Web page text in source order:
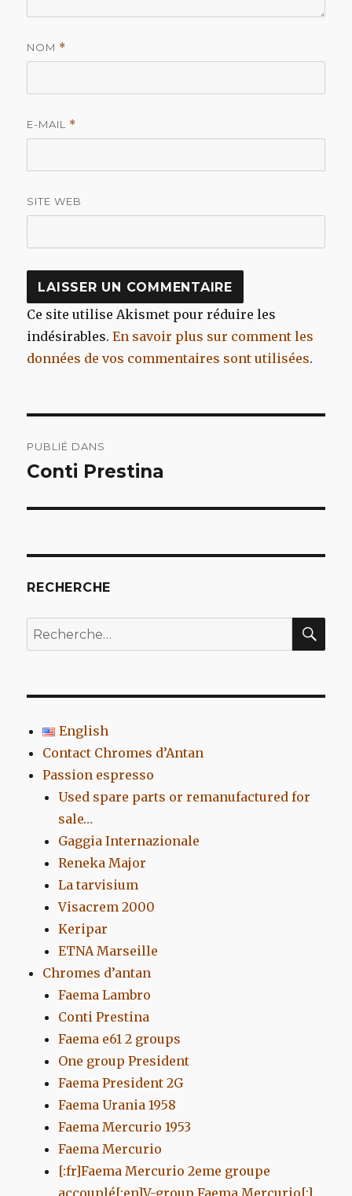
NOM *
E-MAIL *
SITE WEB
Ce site utilise Akismet pour réduire les
indésirables.En savoir plus sur comment les
données de vos commentaires sont utilisées.
de
PUBLIÉ DANS
Conti Prestina
RECHERCHE
Recherche
pour
English
Contact Chromes d’Antan
Passion espresso
Used spare parts or remanufactured for
sale…
Gaggia Internazionale
Reneka Major
La tarvisium
Visacrem 2000
Keripar
ETNA Marseille
Chromes d’antan
Faema Lambro
Conti Prestina
Faema e61 2 groups
One group President
Faema President 2G
Faema Urania 1958
Faema Mercurio 1953
Faema Mercurio
[:fr]Faema Mercurio 2eme groupe